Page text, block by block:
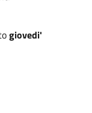
giovedi'